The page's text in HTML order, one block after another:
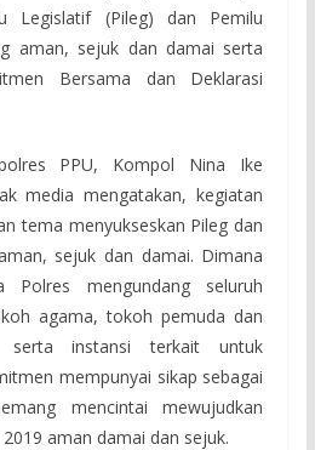
Legislatif (Pileg) dan Pemilu
aman, sejuk dan damai serta
Bersama dan Deklarasi
PPU, Kompol Nina Ike
media mengatakan, kegiatan
tema menyukseskan Pileg dan
sejuk dan damai. Dimana
Polres mengundang seluruh
agama, tokoh pemuda dan
serta instansi terkait untuk
mempunyai sikap sebagai
mencintai mewujudkan
aman damai dan sejuk.